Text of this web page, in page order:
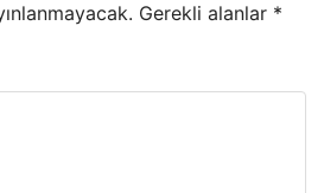
Gerekli alanlar *